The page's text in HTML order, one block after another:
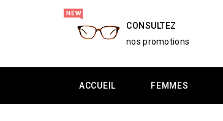
CONSULTEZ
nos promotions
ACCUEIL FEMMES